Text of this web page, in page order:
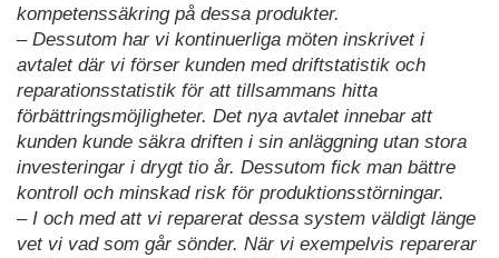
kompetenssäkring på dessa produkter.
– Dessutom har vi kontinuerliga möten inskrivet i
avtalet där vi förser kunden med driftstatistik och
reparationsstatistik för att tillsammans hitta
förbättringsmöjligheter. Det nya avtalet innebar att
kunden kunde säkra driften i sin anläggning utan stora
investeringar i drygt tio år. Dessutom fick man bättre
kontroll och minskad risk för produktionsstörningar.
– I och med att vi reparerat dessa system väldigt länge
vet vi vad som går sönder. När vi exempelvis reparerar